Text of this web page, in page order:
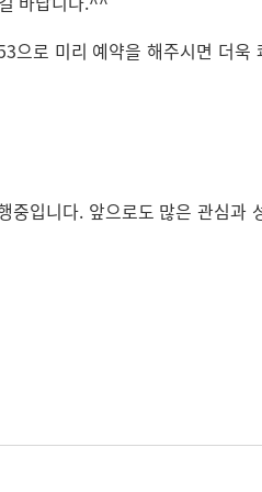
으로 미리 예약을 해주시면 더욱
입니다. 앞으로도 많은 관심과